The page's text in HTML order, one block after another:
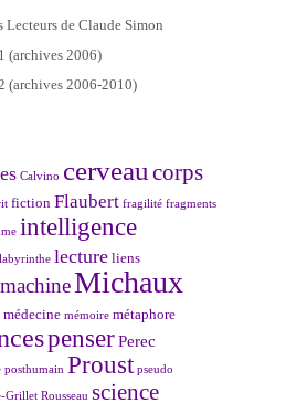
Lecteurs de Claude Simon
(archives 2006)
(archives 2006-2010)
Calvino cerveau corps
fiction Flaubert fragilité fragments
intelligence
labyrinthe lecture liens
machineMichaux
médecine mémoire métaphore
penserPerec
posthumain Proust pseudo
Grillet Rousseau science